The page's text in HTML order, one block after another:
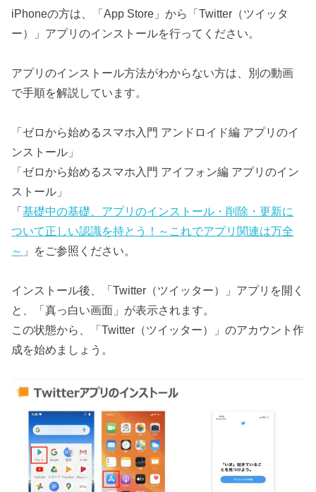
iPhoneの方は、「App Store」から「Twitter（ツイッタ
ー）」アプリのインストールを行ってください。
アプリのインストール方法がわからない方は、別の動画
で手順を解説しています。
「ゼロから始めるスマホ入門 アンドロイド編 アプリのイ
ンストール」
「ゼロから始めるスマホ入門 アイフォン編 アプリのイン
ストール」
「基礎中の基礎、アプリのインストール・削除・更新に
ついて正しい認識を持とう！～これでアプリ関連は万全
～ 」をご参照ください。
インストール後、「Twitter（ツイッター）」アプリを開く
と、「真っ白い画面」が表示されます。
この状態から、「Twitter（ツイッター）」のアカウント作
成を始めましょう。